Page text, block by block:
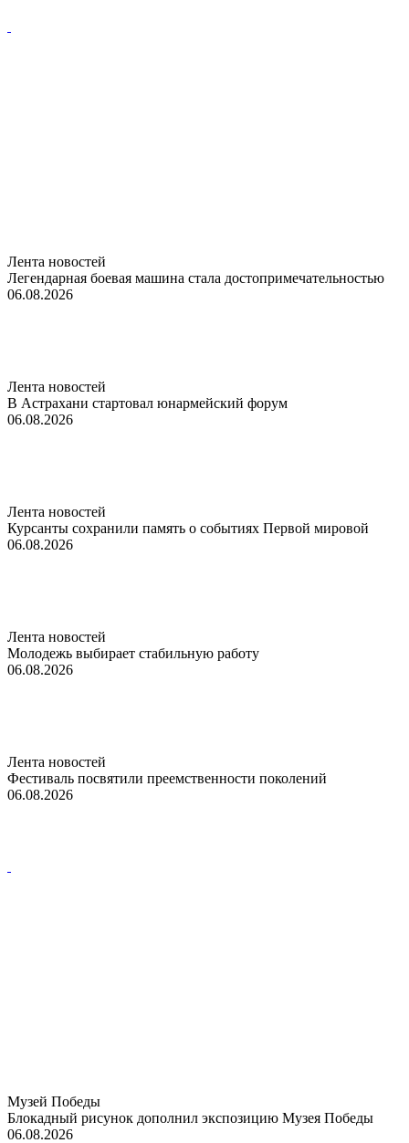
Лента новостей
Легендарная боевая машина стала достопримечательностью
06.08.2026
Лента новостей
В Астрахани стартовал юнармейский форум
06.08.2026
Лента новостей
Курсанты сохранили память о событиях Первой мировой
06.08.2026
Лента новостей
Молодежь выбирает стабильную работу
06.08.2026
Лента новостей
Фестиваль посвятили преемственности поколений
06.08.2026
Музей Победы
Блокадный рисунок дополнил экспозицию Музея Победы
06.08.2026